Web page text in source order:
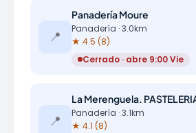
📍
Panadería Moure
Panadería · 3.0km
★ 4.5 (8)
Cerrado · abre 9:00 Vie
📍
La Merenguela.
Panadería · 3.1km
★ 4.1 (8)